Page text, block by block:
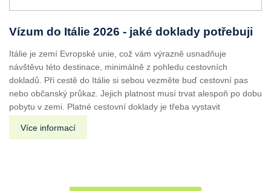
Vízum do Itálie 2026 - jaké doklady potřebuji
Itálie je zemí Evropské unie, což vám výrazně usnadňuje
návštěvu této destinace, minimálně z pohledu cestovních
dokladů. Při cestě do Itálie si sebou vezměte buď cestovní pas
nebo občanský průkaz. Jejich platnost musí trvat alespoň po dobu
pobytu v zemi. Platné cestovní doklady je třeba vystavit
Více informací